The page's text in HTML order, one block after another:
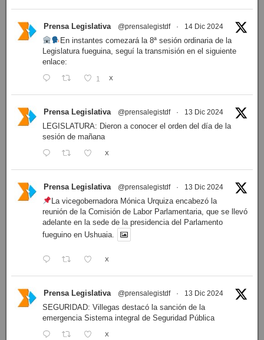
Prensa Legislativa @prensalegistdf · 14 Dic 2024
En instantes comezará la 8ª sesión ordinaria de la
Legislatura fueguina, seguí la transmisión en el siguiente
enlace:
1 X
Prensa Legislativa @prensalegistdf · 13 Dic 2024
LEGISLATURA: Dieron a conocer el orden del día de la
sesión de mañana
X
Prensa Legislativa @prensalegistdf · 13 Dic 2024
La vicegobernadora Mónica Urquiza encabezó la
reunión de la Comisión de Labor Parlamentaria, que se llevó
adelante en la sede de la presidencia del Parlamento
fueguino en Ushuaia.
X
Prensa Legislativa @prensalegistdf · 13 Dic 2024
SEGURIDAD: Villegas destacó la sanción de la
emergencia Sistema integral de Seguridad Pública
X